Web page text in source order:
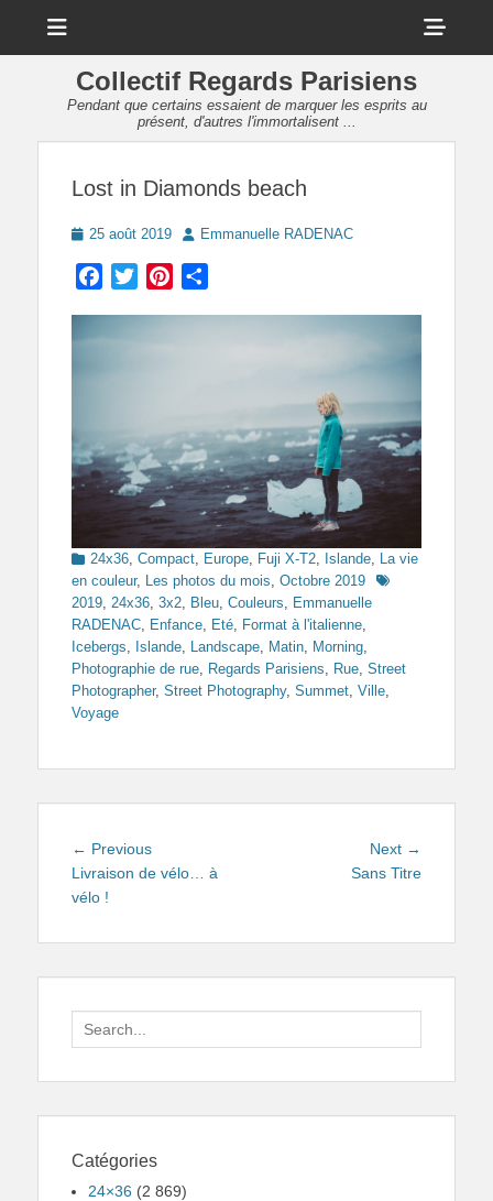
Collectif Regards Parisiens
Pendant que certains essaient de marquer les esprits au
présent, d'autres l'immortalisent ...
Lost in Diamonds beach
Posted
25 août 2019 AuthorEmmanuelle RADENAC
Facebook
TwitterPinterest
Categories
24x36 Compact Europe Fuji X-T2 Islande
La vie
en couleur, Les photos du mois Octobre 2019
Tags
2019 24x36 3x2 Bleu Couleurs
Emmanuelle
RADENAC
Enfance Eté Format à l'italienne
Icebergs
Islande Landscape Matin Morning
Photographie de rue
Regards Parisiens Rue Street
Photographer, Street Photography, Summet Ville
Voyage
Navigation
de
l’article
← PreviousPrevious
post:
Livraison de vélo… à
vélo !
Next →
post:
Sans Titre
Search
for:
Catégories
24×36 (2 869)